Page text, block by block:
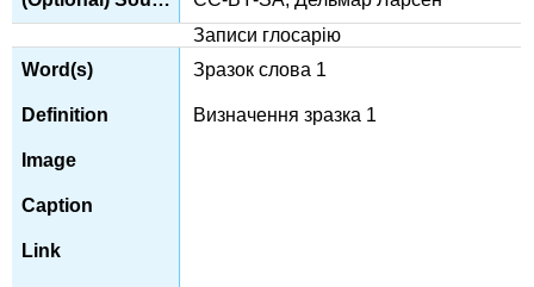
Записи глосарію
Зразок слова 1
Визначення зразка 1